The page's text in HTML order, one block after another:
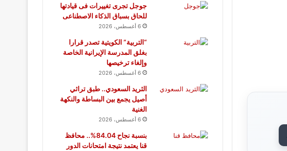
جوجل تجرى تغييرات فى قيادتها
للحاق بسباق الذكاء الاصطناعى
6 أغسطس، 2026
“التربية” الكويتية تصدر قرارا
بغلق المدرسة الإيرانية الخاصة
وإلغاء ترخيصها
6 أغسطس، 2026
الثريد السعودي.. طبق تراثي
أصيل يجمع بين البساطة والنكهة
الغنية
6 أغسطس، 2026
بنسبة نجاح 84.04%.. محافظ
قنا يعتمد نتيجة امتحانات الدور